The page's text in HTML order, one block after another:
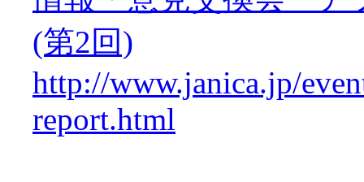
(第2回)
http://www.janica.jp/
report.html